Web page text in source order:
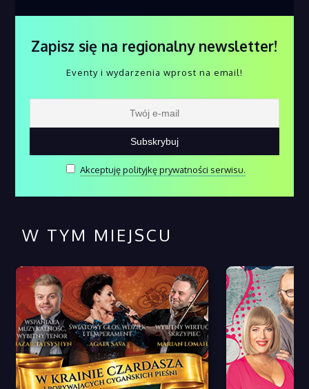
Zapisz się na regionalny newsletter!
Eventy i wydarzenia wprost na email!
Akceptuję polityjkę prywatności serwisu.
W TYM MIEJSCU